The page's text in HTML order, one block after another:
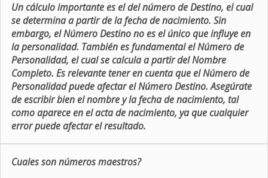
Un cálculo importante es el del número de Destino, el cual
se determina a partir de la fecha de nacimiento. Sin
embargo, el Número Destino no es el único que influye en
la personalidad. También es fundamental el Número de
Personalidad, el cual se calcula a partir del Nombre
Completo. Es relevante tener en cuenta que el Número de
Personalidad puede afectar el Número Destino. Asegúrate
de escribir bien el nombre y la fecha de nacimiento, tal
como aparece en el acta de nacimiento, ya que cualquier
error puede afectar el resultado.
Cuales son números maestros?